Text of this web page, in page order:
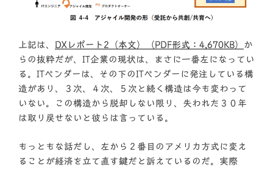
上記は、 DXレポート2（本文）（PDF形式：4,670KB） か
らの抜粋だが、IT企業の現状は、まさに一番左になってい
る。ITベンダーは、その下のITベンダーに発注している構
造があり、３次、４次、５次と続く構造は今も変わって
いない。この構造から脱却しない限り、失われた３０年
は取り戻せないと彼らは言っている。
もっともな話だし、左から２番目のアメリカ方式に変え
ることが経済を立て直す鍵だと訴えているのだ。実際